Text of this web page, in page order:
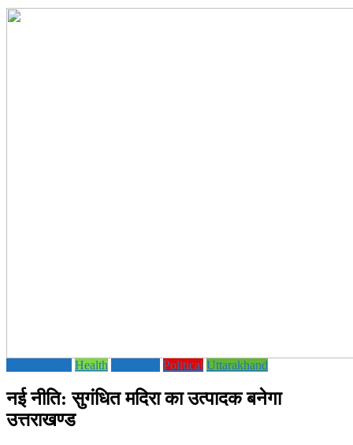
Health Political Uttarakhand
नई नीति: सुगंधित मदिरा का उत्पादक बनेगा
उत्तराखण्ड